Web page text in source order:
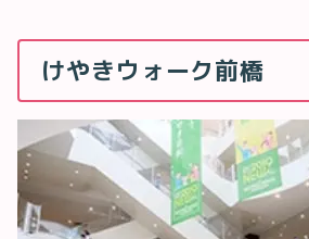
けやきウォーク前橋